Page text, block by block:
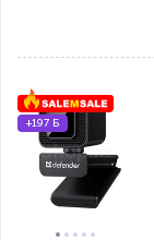
+197 Б